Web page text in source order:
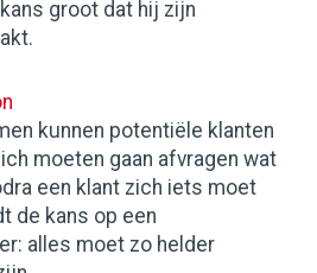
groot dat hij zijn
kunnen potentiële klanten
moeten gaan afvragen wat
een klant zich iets moet
de kans op een
alles moet zo helder